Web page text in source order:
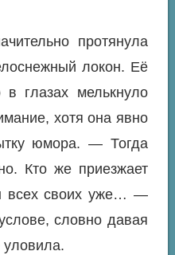
протянула
локон. Её
глазах мелькнуло
хотя она явно
юмора. — Тогда
Кто же приезжает
всех своих уже… —
словно давая
уловила.